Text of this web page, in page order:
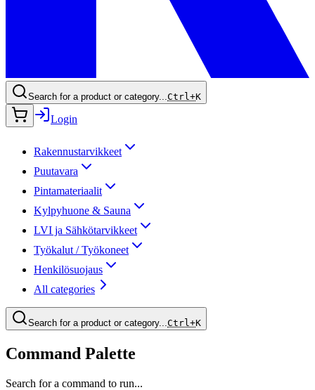
Search for a product or category...Ctrl+K
Login
Rakennustarvikkeet
Puutavara
Pintamateriaalit
Kylpyhuone & Sauna
LVI ja Sähkötarvikkeet
Työkalut / Työkoneet
Henkilösuojaus
All categories
Search for a product or category...Ctrl+K
Command Palette
Search for a command to run...